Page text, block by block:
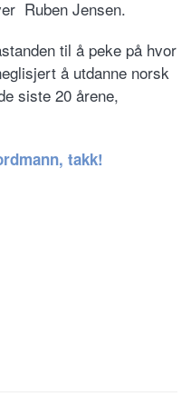
Ruben Jensen.
til å peke på hvor
å utdanne norsk
siste 20 årene,
takk!